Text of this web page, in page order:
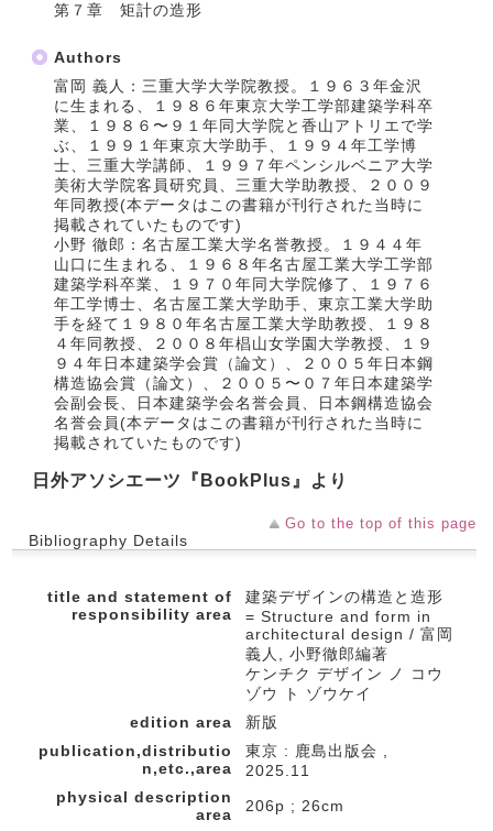
第７章 矩計の造形
Authors
富岡 義人：三重大学大学院教授。１９６３年金沢
に生まれる、１９８６年東京大学工学部建築学科卒
業、１９８６〜９１年同大学院と香山アトリエで学
ぶ、１９９１年東京大学助手、１９９４年工学博
士、三重大学講師、１９９７年ペンシルベニア大学
美術大学院客員研究員、三重大学助教授、２００９
年同教授(本データはこの書籍が刊行された当時に
掲載されていたものです)
小野 徹郎：名古屋工業大学名誉教授。１９４４年
山口に生まれる、１９６８年名古屋工業大学工学部
建築学科卒業、１９７０年同大学院修了、１９７６
年工学博士、名古屋工業大学助手、東京工業大学助
手を経て１９８０年名古屋工業大学助教授、１９８
４年同教授、２００８年椙山女学園大学教授、１９
９４年日本建築学会賞（論文）、２００５年日本鋼
構造協会賞（論文）、２００５〜０７年日本建築学
会副会長、日本建築学会名誉会員、日本鋼構造協会
名誉会員(本データはこの書籍が刊行された当時に
掲載されていたものです)
日外アソシエーツ『BookPlus』より
Go to the top of this page
Bibliography Details
title and statement of
responsibility area
建築デザインの構造と造形
= Structure and form in
architectural design / 富岡
義人, 小野徹郎編著
ケンチク デザイン ノ コウ
ゾウ ト ゾウケイ
edition area
新版
publication,distributio
n,etc.,area
東京 : 鹿島出版会 ,
2025.11
physical description
area
206p ; 26cm